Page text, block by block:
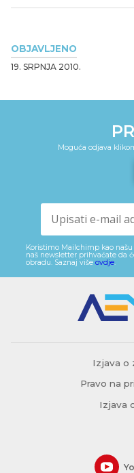
OBJAVLJENO
19. SRPNJA 2010.
Moguća odjava
Koristimo Mailchimp kao
naš newsletter prihvaćate da
obradu. Saznaj više ovdje.
Izjava o
Pravo na
Izjava